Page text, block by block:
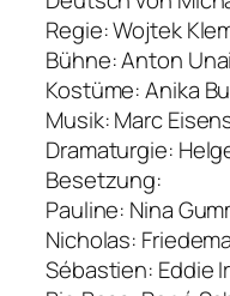
Regie: Wojtek
Bühne: Anton Unai
Kostüme: Anika
Musik: Marc
Dramaturgie:
Besetzung:
Pauline: Nina
Nicholas:
Sébastien: Eddie